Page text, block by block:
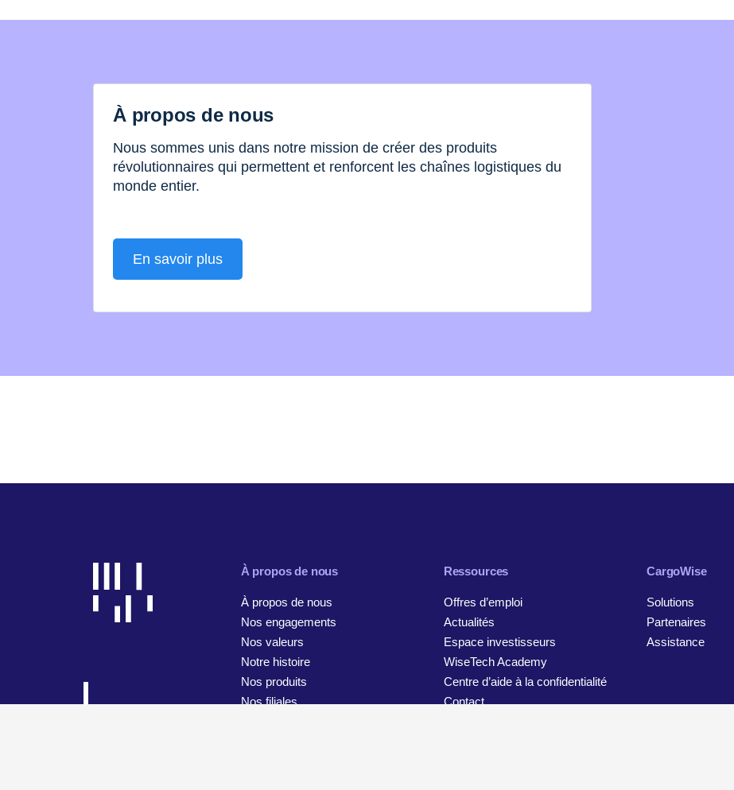
À propos de nous
Nous sommes unis dans notre mission de créer des produits
révolutionnaires qui permettent et renforcent les chaînes logistiques du
monde entier.
En savoir plus
À propos de nous
À propos de nous
Nos engagements
Nos valeurs
Notre histoire
Nos produits
Nos filiales
Ressources
Offres d’emploi
Actualités
Espace investisseurs
WiseTech Academy
Centre d’aide à la confidentialité
Contact
CargoWise
Solutions
Partenaires
Assistance